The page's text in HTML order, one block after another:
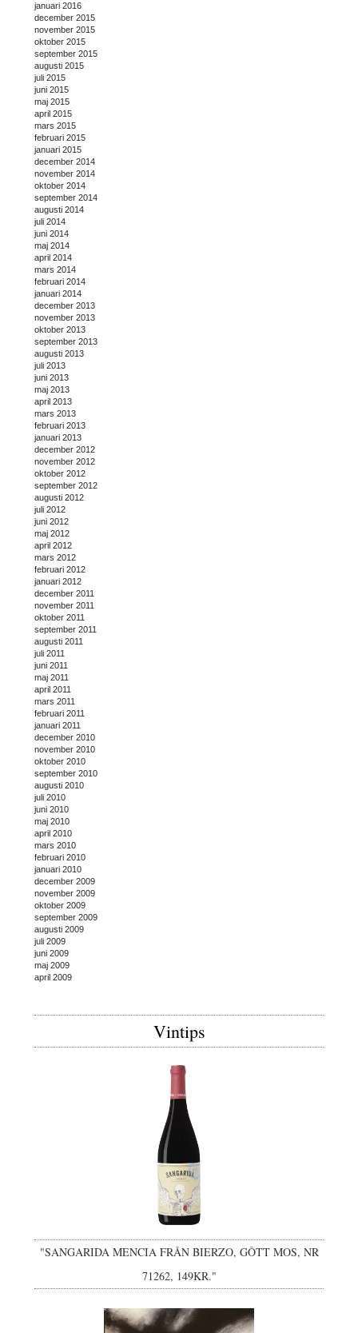
januari 2016
december 2015
november 2015
oktober 2015
september 2015
augusti 2015
juli 2015
juni 2015
maj 2015
april 2015
mars 2015
februari 2015
januari 2015
december 2014
november 2014
oktober 2014
september 2014
augusti 2014
juli 2014
juni 2014
maj 2014
april 2014
mars 2014
februari 2014
januari 2014
december 2013
november 2013
oktober 2013
september 2013
augusti 2013
juli 2013
juni 2013
maj 2013
april 2013
mars 2013
februari 2013
januari 2013
december 2012
november 2012
oktober 2012
september 2012
augusti 2012
juli 2012
juni 2012
maj 2012
april 2012
mars 2012
februari 2012
januari 2012
december 2011
november 2011
oktober 2011
september 2011
augusti 2011
juli 2011
juni 2011
maj 2011
april 2011
mars 2011
februari 2011
januari 2011
december 2010
november 2010
oktober 2010
september 2010
augusti 2010
juli 2010
juni 2010
maj 2010
april 2010
mars 2010
februari 2010
januari 2010
december 2009
november 2009
oktober 2009
september 2009
augusti 2009
juli 2009
juni 2009
maj 2009
april 2009
Vintips
"SANGARIDA MENCIA FRÅN BIERZO, GÔTT MOS, NR
71262, 149KR."